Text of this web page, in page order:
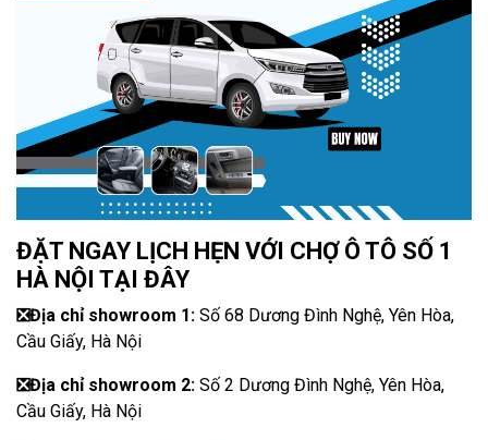
ĐẶT NGAY LỊCH HẸN VỚI CHỢ Ô TÔ SỐ 1
HÀ NỘI TẠI ĐÂY
❎Địa chỉ showroom 1: Số 68 Dương Đình Nghệ, Yên Hòa,
Cầu Giấy, Hà Nội
❎Địa chỉ showroom 2: Số 2 Dương Đình Nghệ, Yên Hòa,
Cầu Giấy, Hà Nội